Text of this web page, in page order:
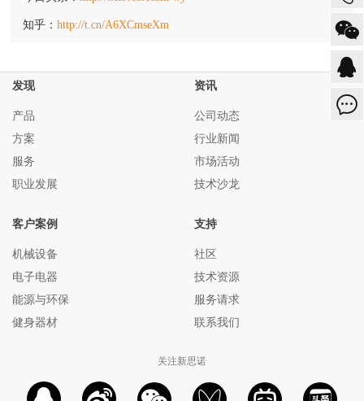
知乎： http://t.cn/A6XCmseXm
发现
产品
方案
服务
职业发展
资讯
公司动态
行业新闻
市场活动
技术沙龙
客户案例
机械设备
电子电器
能源与环保
健身器材
支持
社区
技术资源
服务请求
联系我们
关注新思诺